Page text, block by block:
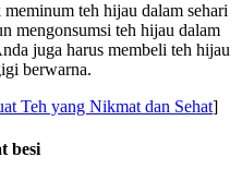
teh hijau dalam sehari
mengonsumsi teh hijau dalam
juga harus membeli teh hijau
berwarna.
Teh yang Nikmat dan Sehat]
besi